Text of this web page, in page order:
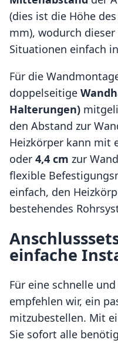
(dies ist die Höhe
mm), wodurch
Situationen einfach
Für die
doppelseitige
Halterungen)
den Abstand zur
Heizkörper kann mit
oder 4,4 cm zur
flexible
einfach, den
bestehendes
einfache
Für eine schnelle
empfehlen wir, ein
mitzubestellen. Mit
Sie sofort alle